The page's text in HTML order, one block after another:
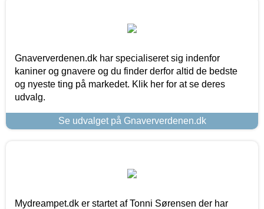
Gnaververdenen.dk har specialiseret sig indenfor
kaniner og gnavere og du finder derfor altid de bedste
og nyeste ting på markedet. Klik her for at se deres
udvalg.
Se udvalget på Gnaververdenen.dk
Mydreampet.dk er startet af Tonni Sørensen der har